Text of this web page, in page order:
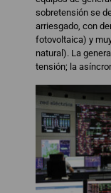
sobretensión se
arriesgado, con
fotovoltaica) y
natural). La
tensión; la